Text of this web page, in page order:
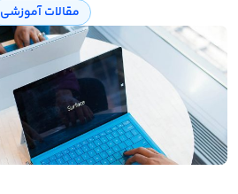
مقالات آموزشی